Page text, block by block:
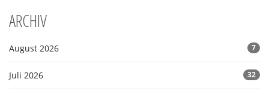
ARCHIV
August 2026 7
Juli 2026 32